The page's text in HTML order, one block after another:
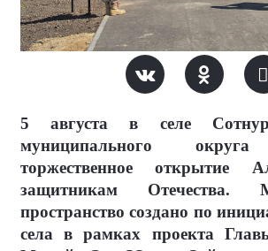
5 августа в селе
муниципального округа
торжественное открытие
защитникам Отечества.
пространство создано по
села в рамках проекта